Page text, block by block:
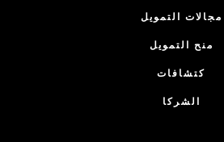
مجالات التمويل
منح التمويل
كتشافات
الشركا